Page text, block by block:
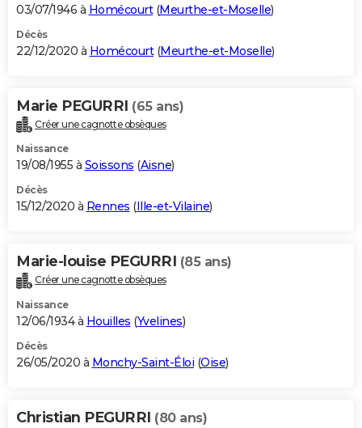
03/07/1946 à Homécourt(Meurthe-et-Moselle)
Décès
22/12/2020 à Homécourt(Meurthe-et-Moselle)
Marie PEGURRI (65 ans)
Créer une cagnotte obsèques
Naissance
19/08/1955 à Soissons (Aisne)
Décès
15/12/2020 à Rennes (Ille-et-Vilaine)
Marie-louise PEGURRI (85 ans)
Créer une cagnotte obsèques
Naissance
12/06/1934 à Houilles (Yvelines)
Décès
26/05/2020 à Monchy-Saint-Éloi (Oise)
Christian PEGURRI (80 ans)